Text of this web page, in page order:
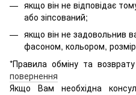
якщо він не відповідає
або зіпсований;
якщо він не задовольнив
фасоном, кольором,
*Правила обміну та возврату
повернення
Якщо Вам необхідна